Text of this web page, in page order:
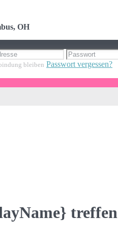
OH
bleiben Passwort vergessen?
treffen